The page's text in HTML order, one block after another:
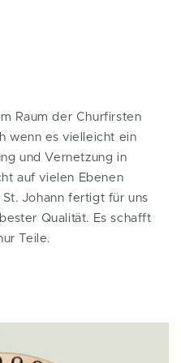
Raum der Churfirsten
wenn es vielleicht ein
und Vernetzung in
auf vielen Ebenen
St. Johann fertigt für uns
Qualität. Es schafft
Teile.